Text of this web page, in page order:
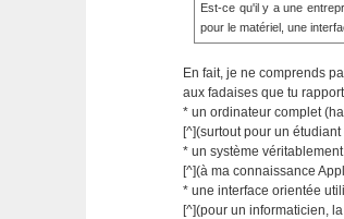
Est-ce qu'il y a une
pour le matériel, une
En fait, je ne comprends
aux fadaises que tu
* un ordinateur complet
[^](surtout pour un
* un système
[^](à ma connaissance
* une interface orientée
[^](pour un informaticien,